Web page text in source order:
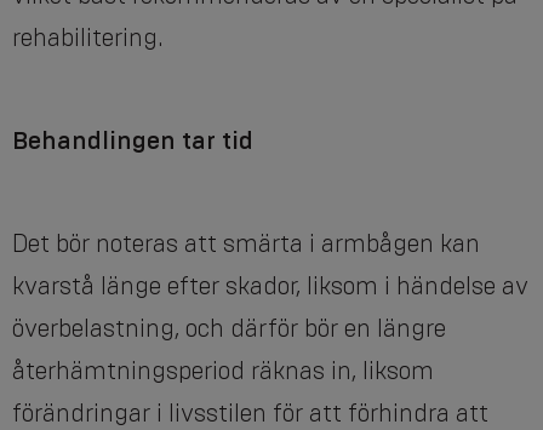
rehabilitering.
Behandlingen tar tid
Det bör noteras att smärta i armbågen kan
kvarstå länge efter skador, liksom i händelse av
överbelastning, och därför bör en längre
återhämtningsperiod räknas in, liksom
förändringar i livsstilen för att förhindra att